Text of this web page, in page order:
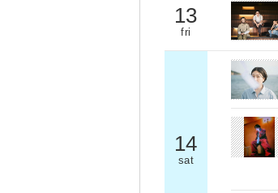
13
fri
14
sat